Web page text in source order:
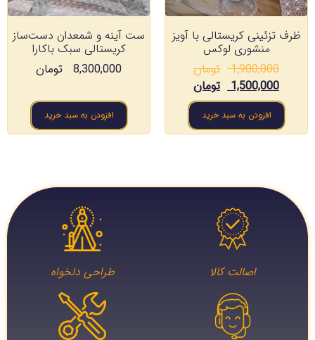
ظرف تزئینی کریستالی با آویز
منشوری لوکس
1,900,000 تومان
1,500,000 تومان
افزودن به سبد خرید
ست آینه و شمعدان دست‌ساز
کریستالی سبک باکارا
8,300,000 تومان
افزودن به سبد خرید
اصالت کالا طراحی دلخواه